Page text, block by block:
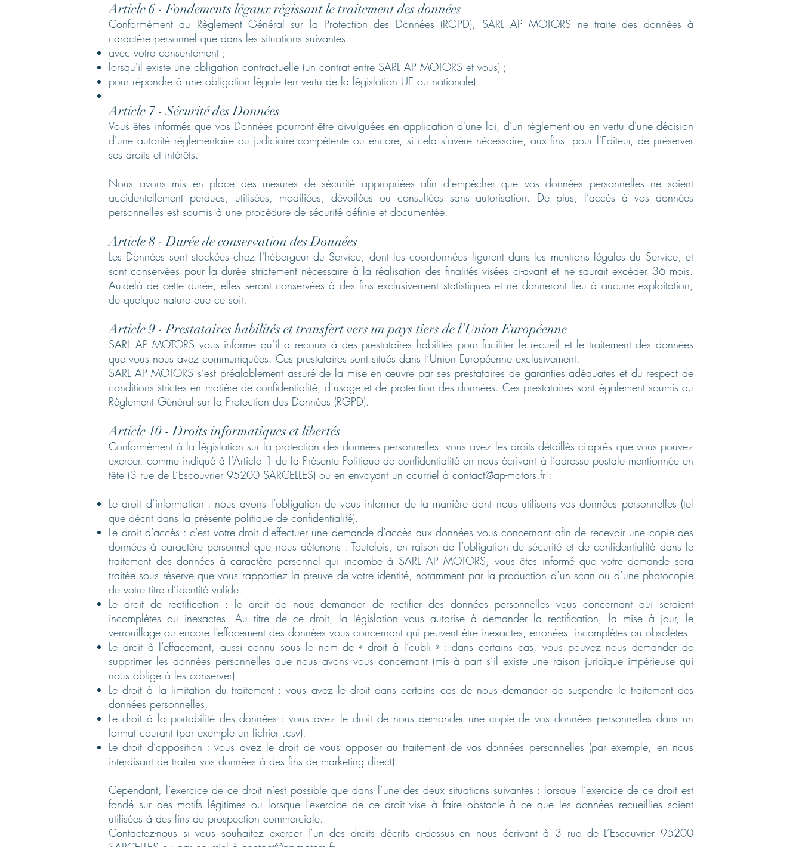
Article 6 - Fondements légaux régissant le traitement des données
Conformément au Règlement Général sur la Protection des Données (RGPD), SARL AP MOTORS ne traite des données à
caractère personnel que dans les situations suivantes :
avec votre consentement ;
lorsqu'il existe une obligation contractuelle (un contrat entre SARL AP MOTORS et vous) ;
pour répondre à une obligation légale (en vertu de la législation UE ou nationale).
Article 7 - Sécurité des Données
Vous êtes informés que vos Données pourront être divulguées en application d'une loi, d'un règlement ou en vertu d'une décision
d'une autorité réglementaire ou judiciaire compétente ou encore, si cela s'avère nécessaire, aux fins, pour l'Editeur, de préserver
ses droits et intérêts.
Nous avons mis en place des mesures de sécurité appropriées afin d’empêcher que vos données personnelles ne soient
accidentellement perdues, utilisées, modifiées, dévoilées ou consultées sans autorisation. De plus, l’accès à vos données
personnelles est soumis à une procédure de sécurité définie et documentée.
Article 8 - Durée de conservation des Données
Les Données sont stockées chez l'hébergeur du Service, dont les coordonnées figurent dans les mentions légales du Service, et
sont conservées pour la durée strictement nécessaire à la réalisation des finalités visées ci-avant et ne saurait excéder 36 mois.
Au-delà de cette durée, elles seront conservées à des fins exclusivement statistiques et ne donneront lieu à aucune exploitation,
de quelque nature que ce soit.
Article 9 - Prestataires habilités et transfert vers un pays tiers de l’Union Européenne
SARL AP MOTORS vous informe qu’il a recours à des prestataires habilités pour faciliter le recueil et le traitement des données
que vous nous avez communiquées. Ces prestataires sont situés dans l’Union Européenne exclusivement.
SARL AP MOTORS s’est préalablement assuré de la mise en œuvre par ses prestataires de garanties adéquates et du respect de
conditions strictes en matière de confidentialité, d’usage et de protection des données. Ces prestataires sont également soumis au
Règlement Général sur la Protection des Données (RGPD).
Article 10 - Droits informatiques et libertés
Conformément à la législation sur la protection des données personnelles, vous avez les droits détaillés ci-après que vous pouvez
exercer, comme indiqué à l’Article 1 de la Présente Politique de confidentialité en nous écrivant à l’adresse postale mentionnée en
tête (3 rue de L’Escouvrier 95200 SARCELLES) ou en envoyant un courriel à contact@ap-motors.fr :
Le droit d’information : nous avons l’obligation de vous informer de la manière dont nous utilisons vos données personnelles (tel
que décrit dans la présente politique de confidentialité).
Le droit d’accès : c’est votre droit d’effectuer une demande d’accès aux données vous concernant afin de recevoir une copie des
données à caractère personnel que nous détenons ; Toutefois, en raison de l’obligation de sécurité et de confidentialité dans le
traitement des données à caractère personnel qui incombe à SARL AP MOTORS, vous êtes informé que votre demande sera
traitée sous réserve que vous rapportiez la preuve de votre identité, notamment par la production d’un scan ou d’une photocopie
de votre titre d’identité valide.
Le droit de rectification : le droit de nous demander de rectifier des données personnelles vous concernant qui seraient
incomplètes ou inexactes. Au titre de ce droit, la législation vous autorise à demander la rectification, la mise à jour, le
verrouillage ou encore l’effacement des données vous concernant qui peuvent être inexactes, erronées, incomplètes ou obsolètes.
Le droit à l’effacement, aussi connu sous le nom de « droit à l’oubli » : dans certains cas, vous pouvez nous demander de
supprimer les données personnelles que nous avons vous concernant (mis à part s’il existe une raison juridique impérieuse qui
nous oblige à les conserver).
Le droit à la limitation du traitement : vous avez le droit dans certains cas de nous demander de suspendre le traitement des
données personnelles,
Le droit à la portabilité des données : vous avez le droit de nous demander une copie de vos données personnelles dans un
format courant (par exemple un fichier .csv).
Le droit d’opposition : vous avez le droit de vous opposer au traitement de vos données personnelles (par exemple, en nous
interdisant de traiter vos données à des fins de marketing direct).
Cependant, l’exercice de ce droit n’est possible que dans l’une des deux situations suivantes : lorsque l’exercice de ce droit est
fondé sur des motifs légitimes ou lorsque l’exercice de ce droit vise à faire obstacle à ce que les données recueillies soient
utilisées à des fins de prospection commerciale.
Contactez-nous si vous souhaitez exercer l’un des droits décrits ci-dessus en nous écrivant à 3 rue de L’Escouvrier 95200